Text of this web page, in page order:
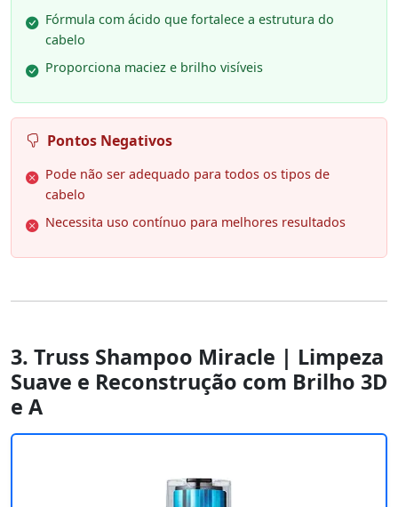
Fórmula com ácido que fortalece a estrutura do
cabelo
Proporciona maciez e brilho visíveis
Pontos Negativos
Pode não ser adequado para todos os tipos de
cabelo
Necessita uso contínuo para melhores resultados
3. Truss Shampoo Miracle | Limpeza
Suave e Reconstrução com Brilho 3D
e A